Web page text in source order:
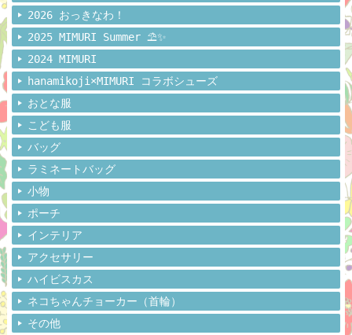
2026 おっきなわ！
2025 MIMURI Summer ⛱️✨
2024 MIMURI
hanamikoji×MIMURI コラボシューズ
おとな服
こども服
バッグ
ラミネートバッグ
小物
ポーチ
インテリア
アクセサリー
ハイビスカス
ネコちゃんチョーカー（首輪）
その他